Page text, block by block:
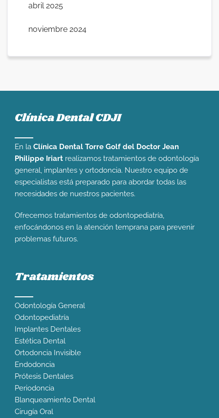
abril 2025
noviembre 2024
Clínica Dental CDJI
En la Clínica Dental Torre Golf del Doctor Jean
Philippe Iriart realizamos tratamientos de odontología
general, implantes y ortodoncia. Nuestro equipo de
especialistas está preparado para abordar todas las
necesidades de nuestros pacientes.
Ofrecemos tratamientos de odontopediatría,
enfocándonos en la atención temprana para prevenir
problemas futuros.
Tratamientos
Odontología General
Odontopediatría
Implantes Dentales
Estética Dental
Ortodoncia Invisible
Endodoncia
Prótesis Dentales
Periodoncia
Blanqueamiento Dental
Cirugía Oral